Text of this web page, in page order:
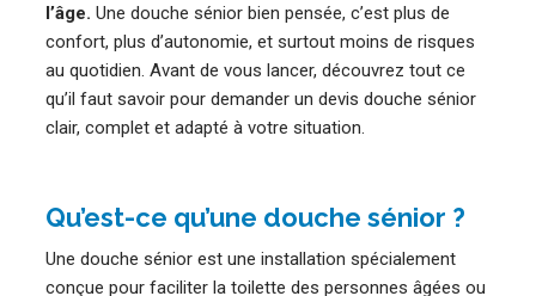
l’âge. Une douche sénior bien pensée, c’est plus de
confort, plus d’autonomie, et surtout moins de risques
au quotidien. Avant de vous lancer, découvrez tout ce
qu’il faut savoir pour demander un devis douche sénior
clair, complet et adapté à votre situation.
Qu’est-ce qu’une douche sénior ?
Une douche sénior est une installation spécialement
conçue pour faciliter la toilette des personnes âgées ou